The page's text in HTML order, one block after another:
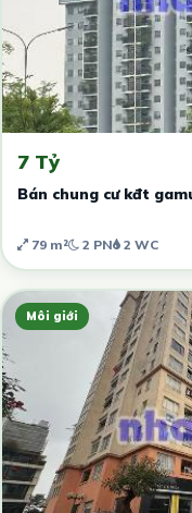
7 Tỷ
Bán chung cư kđt
79 m² 2 PN 2 WC
Môi giới